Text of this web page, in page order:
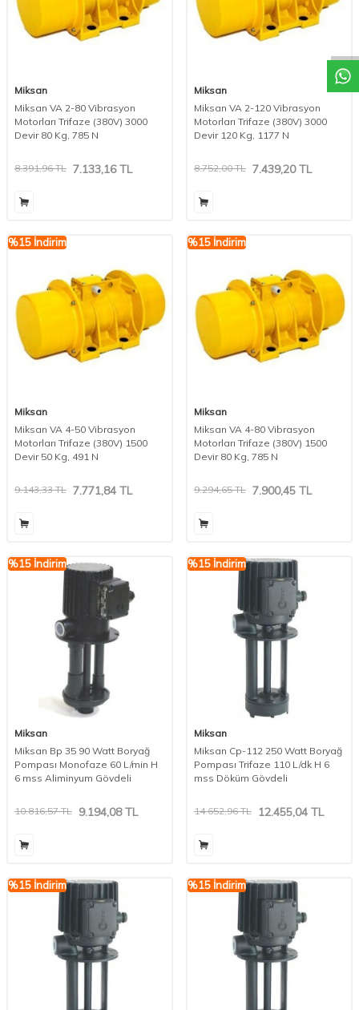
W
h
a
t
a
p
p
D
e
s
t
e
H
a
t
t
Miksan
Miksan VA 2-80 Vibrasyon
Motorları Trifaze (380V) 3000
Devir 80 Kg, 785 N
8.391,96TL 7.133,16TL
Miksan
Miksan VA 2-120 Vibrasyon
Motorları Trifaze (380V) 3000
Devir 120 Kg, 1177 N
8.752,00TL 7.439,20TL
%15 İndirim
Miksan
Miksan VA 4-50 Vibrasyon
Motorları Trifaze (380V) 1500
Devir 50 Kg, 491 N
9.143,33TL 7.771,84 TL
%15 İndirim
Miksan
Miksan VA 4-80 Vibrasyon
Motorları Trifaze (380V) 1500
Devir 80 Kg, 785 N
9.294,65TL 7.900,45 TL
%15 İndirim
Miksan
Miksan Bp 35 90 Watt Boryağ
Pompası Monofaze 60 L/min H
6 mss Aliminyum Gövdeli
10.816,57TL 9.194,08TL
%15 İndirim
Miksan
Miksan Cp-112 250 Watt Boryağ
Pompası Trifaze 110 L/dk H 6
mss Döküm Gövdeli
14.652,96TL 12.455,04 TL
%15 İndirim %15 İndirim